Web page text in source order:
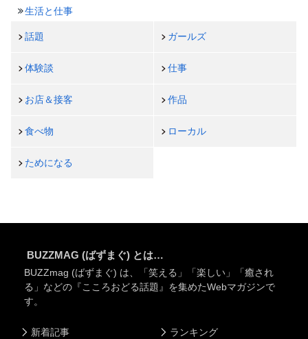
生活と仕事
話題 ガールズ
体験談 仕事
お店＆接客 作品
食べ物 ローカル
ためになる
BUZZMAG (ばずまぐ) とは…
BUZZmag (ばずまぐ) は、「笑える」「楽しい」「癒され
る」などの『こころおどる話題』を集めたWebマガジンで
す。
新着記事 ランキング